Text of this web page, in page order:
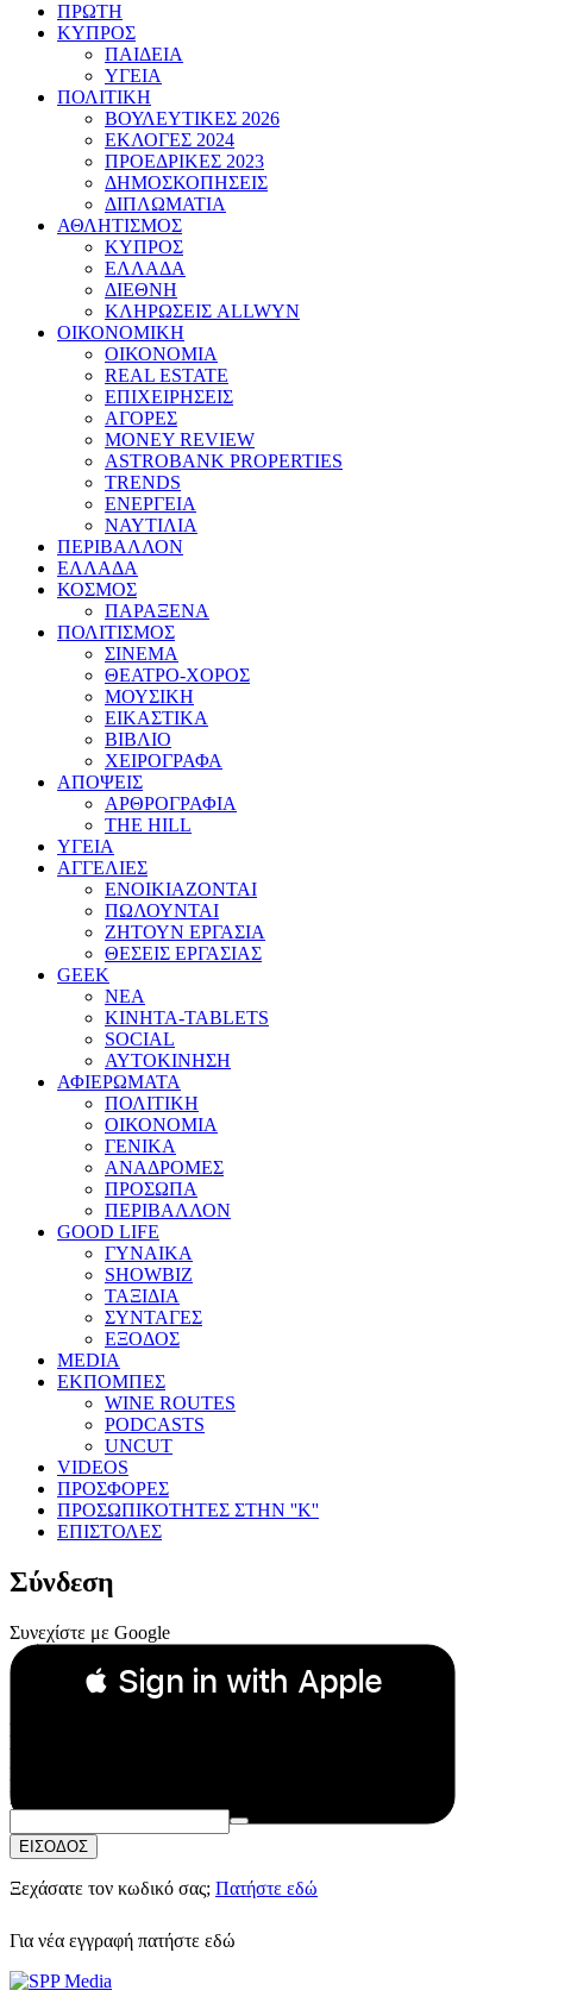
ΠΡΩΤΗ
ΚΥΠΡΟΣ
ΠΑΙΔΕΙΑ
ΥΓΕΙΑ
ΠΟΛΙΤΙΚΗ
ΒΟΥΛΕΥΤΙΚΕΣ 2026
ΕΚΛΟΓΕΣ 2024
ΠΡΟΕΔΡΙΚΕΣ 2023
ΔΗΜΟΣΚΟΠΗΣΕΙΣ
ΔΙΠΛΩΜΑΤΙΑ
ΑΘΛΗΤΙΣΜΟΣ
ΚΥΠΡΟΣ
ΕΛΛΑΔΑ
ΔΙΕΘΝΗ
ΚΛΗΡΩΣΕΙΣ ALLWYN
ΟΙΚΟΝΟΜΙΚΗ
ΟΙΚΟΝΟΜΙΑ
REAL ESTATE
ΕΠΙΧΕΙΡΗΣΕΙΣ
ΑΓΟΡΕΣ
MONEY REVIEW
ASTROBANK PROPERTIES
TRENDS
ΕΝΕΡΓΕΙΑ
ΝΑΥΤΙΛΙΑ
ΠΕΡΙΒΑΛΛΟΝ
ΕΛΛΑΔΑ
ΚΟΣΜΟΣ
ΠΑΡΑΞΕΝΑ
ΠΟΛΙΤΙΣΜΟΣ
ΣΙΝΕΜΑ
ΘΕΑΤΡΟ-ΧΟΡΟΣ
ΜΟΥΣΙΚΗ
ΕΙΚΑΣΤΙΚΑ
ΒΙΒΛΙΟ
ΧΕΙΡΟΓΡΑΦΑ
ΑΠΟΨΕΙΣ
ΑΡΘΡΟΓΡΑΦΙΑ
THE HILL
ΥΓΕΙΑ
ΑΓΓΕΛΙΕΣ
ΕΝΟΙΚΙΑΖΟΝΤΑΙ
ΠΩΛΟΥΝΤΑΙ
ΖΗΤΟΥΝ ΕΡΓΑΣΙΑ
ΘΕΣΕΙΣ ΕΡΓΑΣΙΑΣ
GEEK
ΝΕΑ
ΚΙΝΗΤΑ-TABLETS
SOCIAL
ΑΥΤΟΚΙΝΗΣΗ
ΑΦΙΕΡΩΜΑΤΑ
ΠΟΛΙΤΙΚΗ
ΟΙΚΟΝΟΜΙΑ
ΓΕΝΙΚΑ
ΑΝΑΔΡΟΜΕΣ
ΠΡΟΣΩΠΑ
ΠΕΡΙΒΑΛΛΟΝ
GOOD LIFE
ΓΥΝΑΙΚΑ
SHOWBIZ
ΤΑΞΙΔΙΑ
ΣΥΝΤΑΓΕΣ
ΕΞΟΔΟΣ
MEDIA
ΕΚΠΟΜΠΕΣ
WINE ROUTES
PODCASTS
UNCUT
VIDEOS
ΠΡΟΣΦΟΡΕΣ
ΠΡΟΣΩΠΙΚΟΤΗΤΕΣ ΣΤΗΝ ''Κ''
ΕΠΙΣΤΟΛΕΣ
Σύνδεση
Συνεχίστε με Google
 Sign in with Apple
Συνεχίστε με Apple
ή
Email:
Κωδικός Πρόσβασης:
ΕΙΣΟΔΟΣ
Ξεχάσατε τον κωδικό σας; Πατήστε εδώ
Για νέα εγγραφή πατήστε εδώ